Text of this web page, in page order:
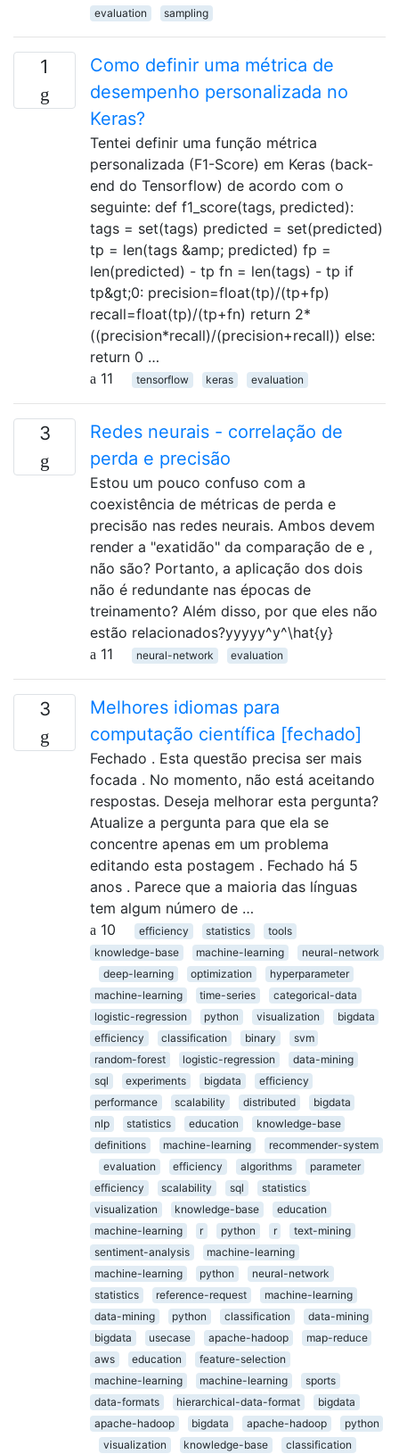
evaluation
sampling
1
Como definir uma métrica de
desempenho personalizada no
Keras?
Tentei definir uma função métrica
personalizada (F1-Score) em Keras (back-
end do Tensorflow) de acordo com o
seguinte: def f1_score(tags, predicted):
tags = set(tags) predicted = set(predicted)
tp = len(tags &amp; predicted) fp =
len(predicted) - tp fn = len(tags) - tp if
tp&gt;0: precision=float(tp)/(tp+fp)
recall=float(tp)/(tp+fn) return 2*
((precision*recall)/(precision+recall)) else:
return 0 …
11
tensorflow keras evaluation
3
Redes neurais - correlação de
perda e precisão
Estou um pouco confuso com a
coexistência de métricas de perda e
precisão nas redes neurais. Ambos devem
render a "exatidão" da comparação de e ,
não são? Portanto, a aplicação dos dois
não é redundante nas épocas de
treinamento? Além disso, por que eles não
estão relacionados?yyyyy^y^\hat{y}
11
neural-network evaluation
3
Melhores idiomas para
computação científica [fechado]
Fechado . Esta questão precisa ser mais
focada . No momento, não está aceitando
respostas. Deseja melhorar esta pergunta?
Atualize a pergunta para que ela se
concentre apenas em um problema
editando esta postagem . Fechado há 5
anos . Parece que a maioria das línguas
tem algum número de …
10
efficiency statistics
tools
knowledge-base
machine-learning
neural-network
deep-learning
optimization
hyperparameter
machine-learning
time-series
categorical-data
logistic-regression
python visualization
bigdata
efficiency
classification binary
svm
random-forest
logistic-regression
data-mining
sql
experiments bigdata
efficiency
performance
scalability distributed
bigdata
nlp
statistics education
knowledge-base
definitions
machine-learning
recommender-system
evaluation
efficiency algorithms
parameter
efficiency
scalability sql
statistics
visualization
knowledge-base
education
machine-learning
r python r
text-mining
sentiment-analysis
machine-learning
machine-learning
python
neural-network
statistics
reference-request
machine-learning
data-mining
python classification
data-mining
bigdata
usecase apache-hadoop
map-reduce
aws
education
feature-selection
machine-learning
machine-learning
sports
data-formats
hierarchical-data-format
bigdata
apache-hadoop
bigdata apache-hadoop
python
visualization
knowledge-base classification